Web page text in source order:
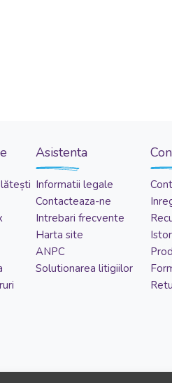
Asistenta
Informatii legale
Contacteaza-ne
Intrebari frecvente
Harta site
ANPC
Solutionarea litigiilor